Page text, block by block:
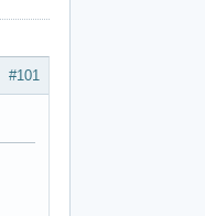
#101